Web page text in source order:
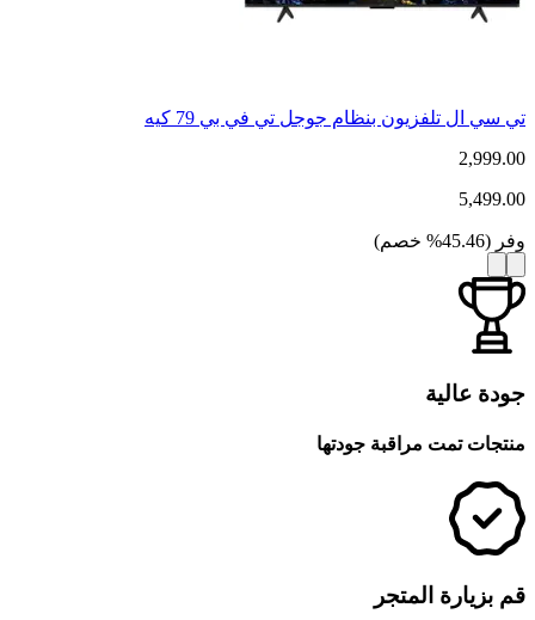
تي سي ال تلفزيون بنظام جوجل تي في بي 79 كيه
2,999.00
5,499.00
وفر (
45.46
% خصم)
جودة عالية
منتجات تمت مراقبة جودتها
قم بزيارة المتجر